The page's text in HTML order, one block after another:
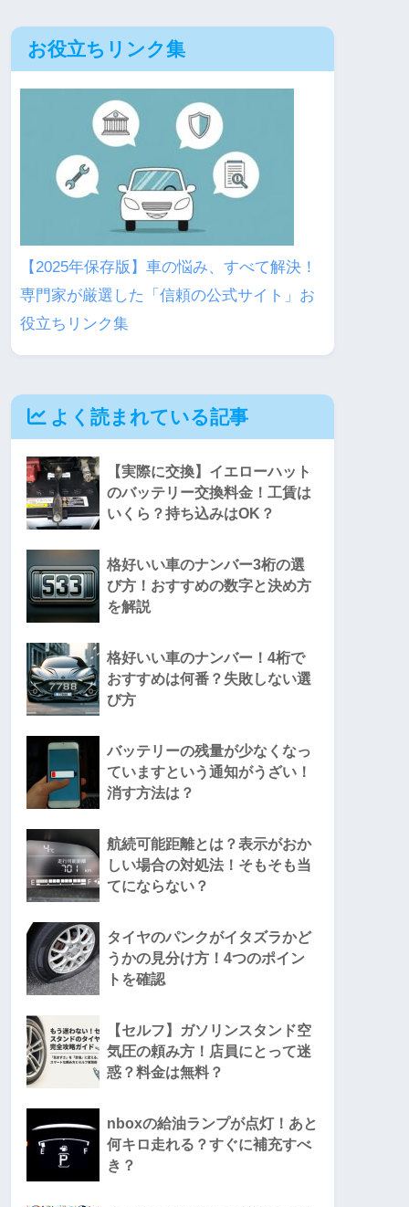
お役立ちリンク集
【2025年保存版】車の悩み、すべて解決！
専門家が厳選した「信頼の公式サイト」お
役立ちリンク集
よく読まれている記事
【実際に交換】イエローハット
のバッテリー交換料金！工賃は
いくら？持ち込みはOK？
格好いい車のナンバー3桁の選
び方！おすすめの数字と決め方
を解説
格好いい車のナンバー！4桁で
おすすめは何番？失敗しない選
び方
バッテリーの残量が少なくなっ
ていますという通知がうざい！
消す方法は？
航続可能距離とは？表示がおか
しい場合の対処法！そもそも当
てにならない？
タイヤのパンクがイタズラかど
うかの見分け方！4つのポイン
トを確認
【セルフ】ガソリンスタンド空
気圧の頼み方！店員にとって迷
惑？料金は無料？
nboxの給油ランプが点灯！あと
何キロ走れる？すぐに補充すべ
き？